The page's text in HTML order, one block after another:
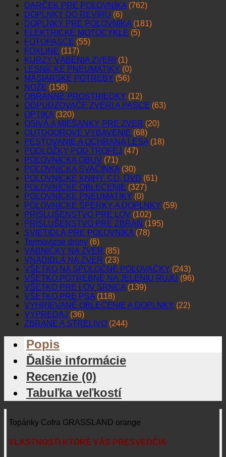
DARČEK PRE POĽOVNÍKA (762)
DOPLNKY DO REVÍRU (6)
DOPLNKY PRE POĽOVNÍKA (181)
ELEKTRICKÉ MOTOCYKLE (5)
FOTOPASCE (55)
FOXLINE (117)
KURZY VÁBENIA ZVERI (1)
LESNÍCKE PNEUMATIKY (0)
MÄSIARSKE POTREBY (56)
NOŽE (158)
OBRANNÉ PROSTRIEDKY (12)
ODPUDZOVAČE ZVERI A PASCE (63)
OPTIKA (320)
OSIVÁ A MIEŠANKY PRE ZVER (20)
OUTDOOROVÉ VYBAVENIE (68)
PESTOVANIE A OCHRANA LESA (18)
PODLOŽKY POD TROFEJ (47)
POĽOVNÍCKA OBUV (71)
POĽOVNÍCKA SVAČINKA (30)
POĽOVNÍCKE KNIHY, CD, DVD (61)
POĽOVNÍCKE OBLEČENIE (327)
POĽOVNÍCKE PNEUMATIKY (0)
POĽOVNÍCKE ŠPERKY A DOPLNKY (59)
PRÍSLUŠENSTVO PRE LOV (102)
PRÍSLUŠENSTVO PRE ZBRAŇ (195)
SVIETIDLÁ PRE POĽOVNÍKA (78)
Termovízne drony (6)
VÁBNIČKY NA ZVER (85)
VNADIDLÁ NA ZVER (23)
VŠETKO NA SPOLOČNÉ POĽOVAČKY (243)
VŠETKO POTREBNÉ NA JELENIU RUJU (96)
VŠETKO PRE LOV SRNCA (139)
VŠETKO PRE PSA (118)
VYHRIEVANÉ OBLEČENIE A DOPLNKY (22)
VÝPREDAJ (36)
ZBRANE A STRELIVO (244)
Popis
Ďalšie informácie
Recenzie (0)
Tabuľka veľkostí
Topánky Cofra GRASSLAND orange
VLASTNOSTI KTORÉ VÁS PRESVEDČIA